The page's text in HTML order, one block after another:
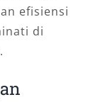
efisiensi
di